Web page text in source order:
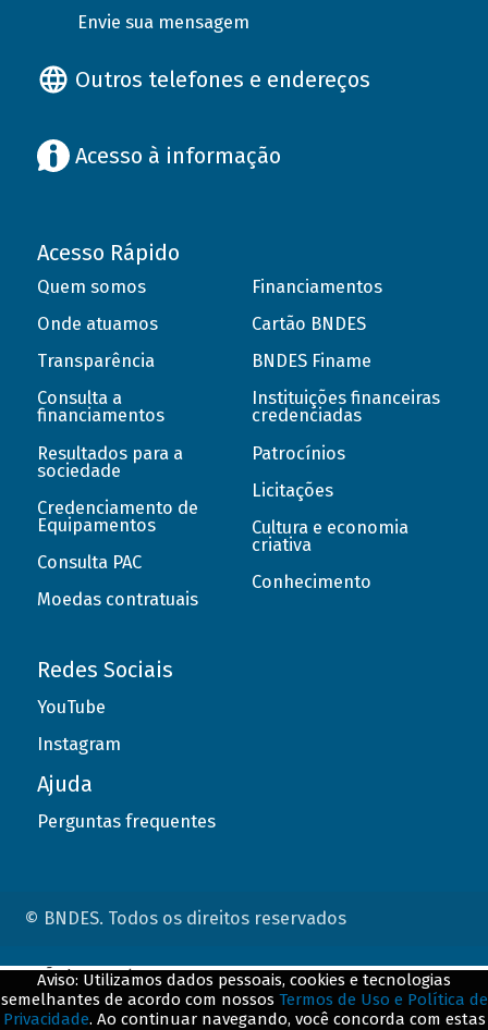
Envie sua mensagem
Outros telefones e endereços
Acesso à informação
Acesso Rápido
Quem somos
Onde atuamos
Transparência
Consulta a
financiamentos
Resultados para a
sociedade
Credenciamento de
Equipamentos
Consulta PAC
Moedas contratuais
Financiamentos
Cartão BNDES
BNDES Finame
Instituições financeiras
credenciadas
Patrocínios
Licitações
Cultura e economia
criativa
Conhecimento
Redes Sociais
YouTube
Instagram
Ajuda
Perguntas frequentes
© BNDES. Todos os direitos reservados
Aviso: Utilizamos dados pessoais, cookies e tecnologias
semelhantes de acordo com nossos Termos de Uso e Política de
Privacidade. Ao continuar navegando, você concorda com estas
ConteÃºdo complementar
${title}${badge}